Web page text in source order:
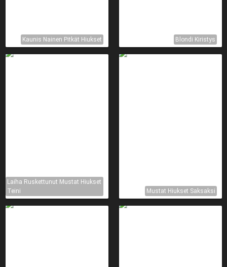
Kaunis Nainen Pitkät Hiukset Blondi Kiristys
Laiha Ruskettunut Mustat Hiukset
Teini
Mustat Hiukset Saksaksi